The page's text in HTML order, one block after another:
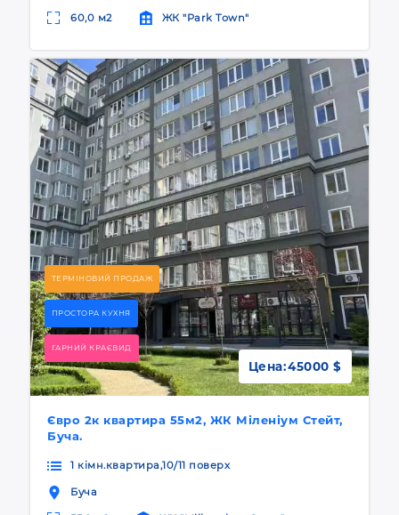
60,0 м2 ЖК "Park Town"
ТЕРМІНОВИЙ ПРОДАЖ
ПРОСТОРА КУХНЯ
ГАРНИЙ КРАЄВИД
Євро 2к квартира 55м2, ЖК Міленіум Стейт,
Буча.
Цена:45000 $
1 кімн.квартира,10/11 поверх
Буча